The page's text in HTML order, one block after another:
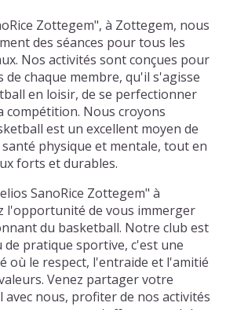
Zottegem", à Zottegem, nous
des séances pour tous les
Nos activités sont conçues pour
chaque membre, qu'il s'agisse
en loisir, de se perfectionner
compétition. Nous croyons
est un excellent moyen de
physique et mentale, tout en
forts et durables.
SanoRice Zottegem" à
l'opportunité de vous immerger
du basketball. Notre club est
pratique sportive, c'est une
où le respect, l'entraide et l'amitié
Venez partager votre
avec nous, profiter de nos activités